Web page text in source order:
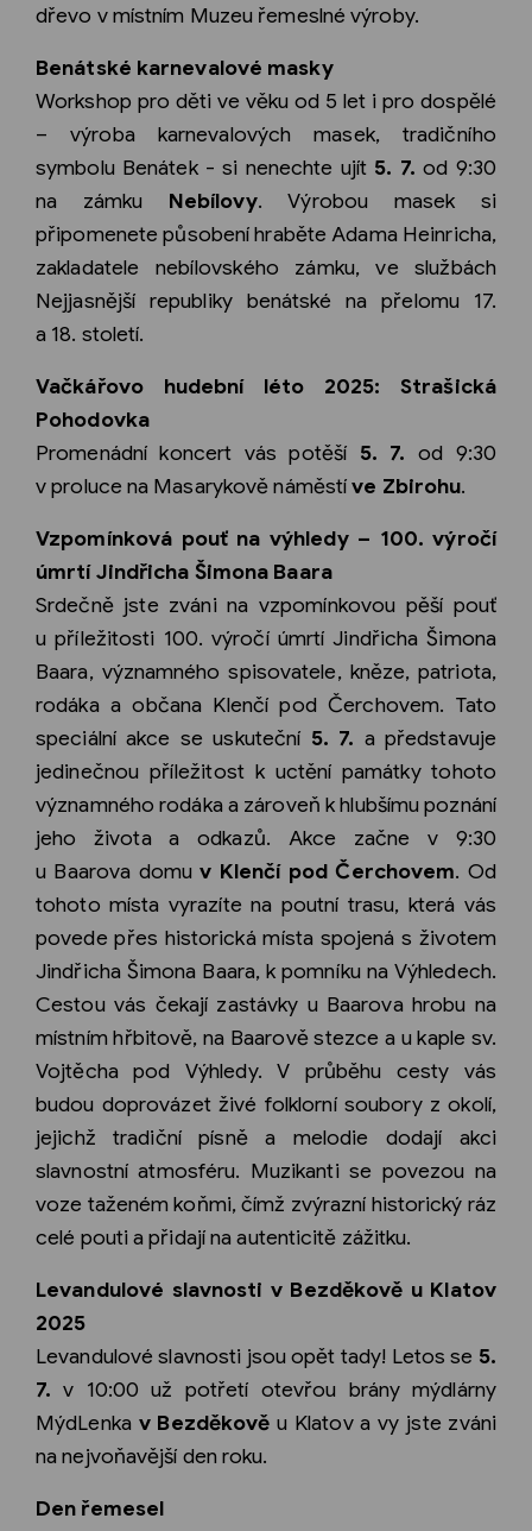
dřevo v místním Muzeu řemeslné výroby.
Benátské karnevalové masky
Workshop pro děti ve věku od 5 let i pro dospělé
– výroba karnevalových masek, tradičního
symbolu Benátek - si nenechte ujít 5. 7. od 9:30
na zámku Nebílovy. Výrobou masek si
připomenete působení hraběte Adama Heinricha,
zakladatele nebílovského zámku, ve službách
Nejjasnější republiky benátské na přelomu 17.
a 18. století.
Vačkářovo hudební léto 2025: Strašická
Pohodovka
Promenádní koncert vás potěší 5. 7. od 9:30
v proluce na Masarykově náměstíve Zbirohu.
Vzpomínková pouť na výhledy – 100. výročí
úmrtí Jindřicha Šimona Baara
Srdečně jste zváni na vzpomínkovou pěší pouť
u příležitosti 100. výročí úmrtí Jindřicha Šimona
Baara, významného spisovatele, kněze, patriota,
rodáka a občana Klenčí pod Čerchovem. Tato
speciální akce se uskuteční 5. 7. a představuje
jedinečnou příležitost k uctění památky tohoto
významného rodáka a zároveň k hlubšímu poznání
jeho života a odkazů. Akce začne v 9:30
u Baarova domuv Klenčí pod Čerchovem. Od
tohoto místa vyrazíte na poutní trasu, která vás
povede přes historická místa spojená s životem
Jindřicha Šimona Baara, k pomníku na Výhledech.
Cestou vás čekají zastávky u Baarova hrobu na
místním hřbitově, na Baarově stezce a u kaple sv.
Vojtěcha pod Výhledy. V průběhu cesty vás
budou doprovázet živé folklorní soubory z okolí,
jejichž tradiční písně a melodie dodají akci
slavnostní atmosféru. Muzikanti se povezou na
voze taženém koňmi, čímž zvýrazní historický ráz
celé pouti a přidají na autenticitě zážitku.
Levandulové slavnosti v Bezděkově u Klatov
2025
Levandulové slavnosti jsou opět tady! Letos se 5.
7. v 10:00 už potřetí otevřou brány mýdlárny
MýdLenka v Bezděkově u Klatov a vy jste zváni
na nejvoňavější den roku.
Den řemesel